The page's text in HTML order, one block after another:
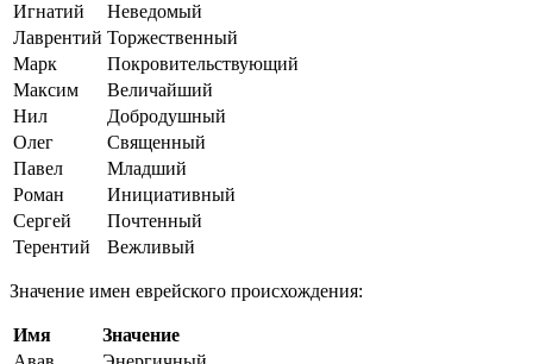
Игнатий
Неведомый
Лаврентий Торжественный
Марк
Покровительствующий
Максим
Величайший
Нил
Добродушный
Олег
Священный
Павел
Младший
Роман
Инициативный
Сергей
Почтенный
Терентий
Вежливый
Значение имен еврейского происхождения:
Имя
Значение